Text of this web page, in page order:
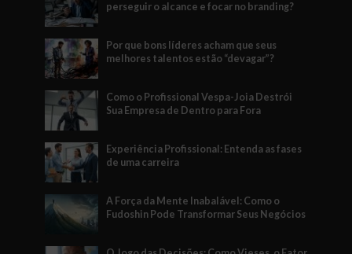
perseguir o alcance e focar no branding?
Por que bons líderes acham que seus
melhores talentos estão “devagar”?
Como o Profissional Vespa-Joia Destrói
Sua Empresa de Dentro para Fora
Experiência Profissional: Entenda as fases
de uma carreira
A Força da Mente Inabalável: Como o
Fudoshin Pode Transformar Seus Negócios